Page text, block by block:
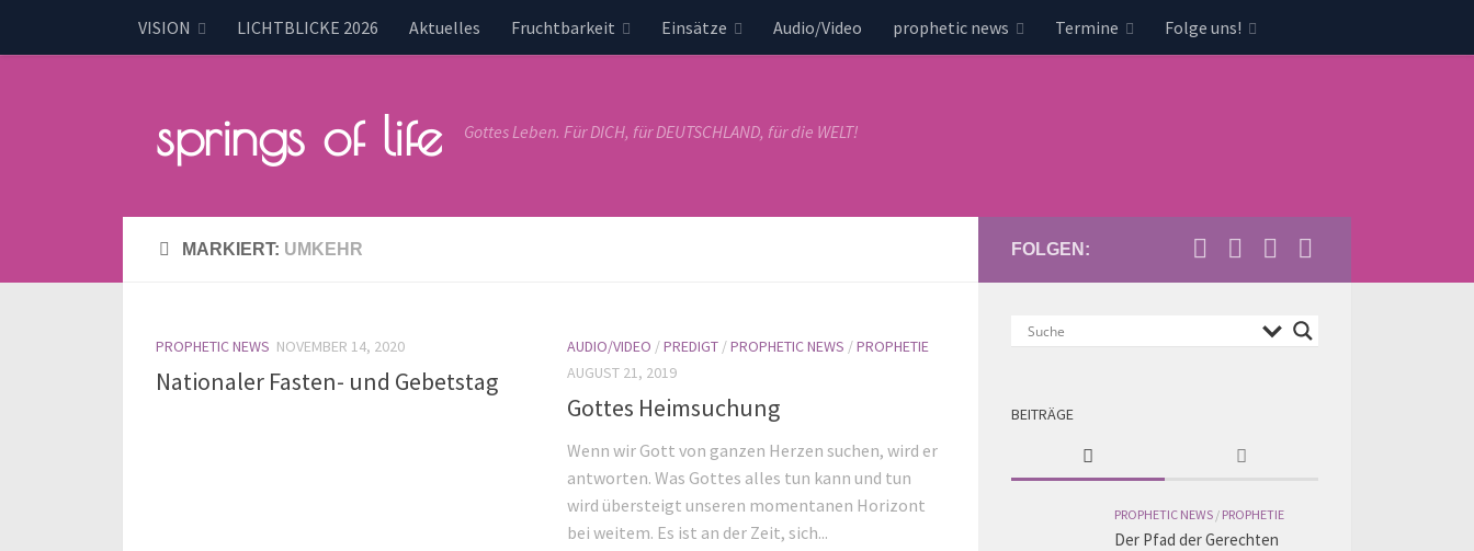
VISION LICHTBLICKE 2026 Aktuelles Fruchtbarkeit Einsätze Audio/Video prophetic news Termine Folge uns!
springs of life Gottes Leben. Für DICH, für DEUTSCHLAND, für die WELT!
MARKIERT: UMKEHR
PROPHETIC NEWS NOVEMBER 14, 2020
Nationaler Fasten- und Gebetstag
AUDIO/VIDEO /PREDIGT /PROPHETIC NEWS /PROPHETIE
AUGUST 21, 2019
Gottes Heimsuchung
Wenn wir Gott von ganzen Herzen suchen, wird er
antworten. Was Gottes alles tun kann und tun
wird übersteigt unseren momentanen Horizont
bei weitem. Es ist an der Zeit, sich...
FOLGEN:
BEITRÄGE
PROPHETIC NEWS / PROPHETIE
Der Pfad der Gerechten